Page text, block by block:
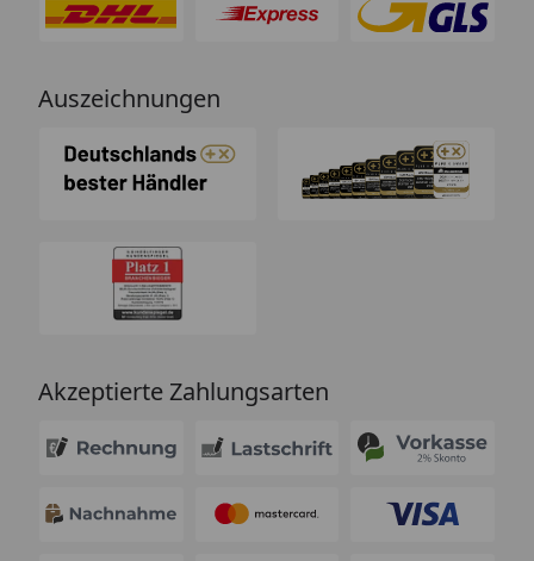
Auszeichnungen
Akzeptierte Zahlungsarten